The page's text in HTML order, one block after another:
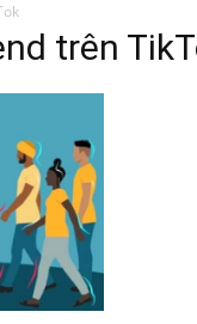
trên